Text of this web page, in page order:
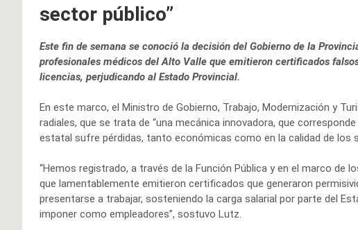
sector público”
Este fin de semana se conoció la decisión del Gobierno de la
profesionales médicos del Alto Valle que emitieron certificados
licencias, perjudicando al Estado Provincial.
En este marco, el Ministro de Gobierno, Trabajo, Modernización y
radiales, que se trata de “una mecánica innovadora, que
estatal sufre pérdidas, tanto económicas como en la calidad de los
“Hemos registrado, a través de la Función Pública y en el marco
que lamentablemente emitieron certificados que generaron
presentarse a trabajar, sosteniendo la carga salarial por parte del
imponer como empleadores”, sostuvo Lutz.